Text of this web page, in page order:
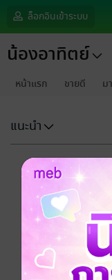
ล็อกอินเข้าระบบ
น้องอาทิตย์
หน้าแรก ขายดี ม
แนะนำ
ไม่พบ